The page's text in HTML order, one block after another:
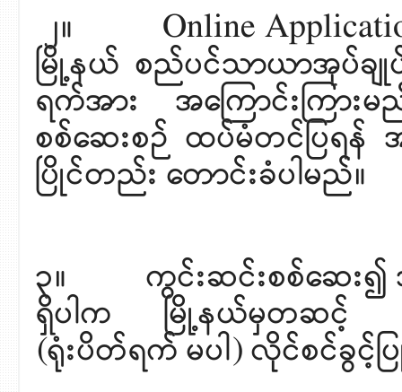
၂။ Online
မြို့နယ် စည်ပင်သာယာအုပ်ချု
ရက်အား အကြောင်းကြာ
စစ်ဆေးစဉ် ထပ်မံတင်ပြရ
ပြိုင်တည်း တောင်းခံပါမည်။
၃။ ကွင်းဆင်းစစ်ဆေး၍
ရှိပါက မြို့နယ်မှတဆင့်
(ရုံးပိတ်ရက် မပါ) လိုင်စင်ခွင့်ပ